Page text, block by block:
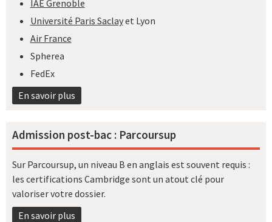
IAE Grenoble
Université Paris Saclayet Lyon
Air France
Spherea
FedEx
En savoir plus
Admission post-bac : Parcoursup
Sur Parcoursup, un niveau B en anglais est souvent requis :
les certifications Cambridge sont un atout clé pour
valoriser votre dossier.
En savoir plus